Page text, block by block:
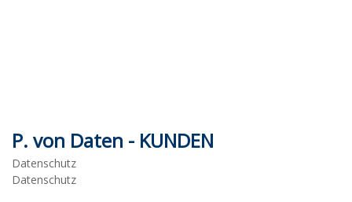
P. von Daten - KUNDEN
Datenschutz
Datenschutz